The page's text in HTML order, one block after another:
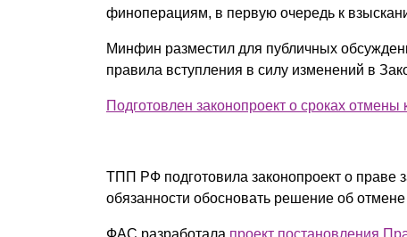
финоперациям, в первую очередь к
Минфин разместил для публичных
правила вступления в силу изменений в
Подготовлен законопроект о сроках
ТПП РФ подготовила законопроект о праве
обязанности обосновать решение об отмене
ФАС разработала проект постановления